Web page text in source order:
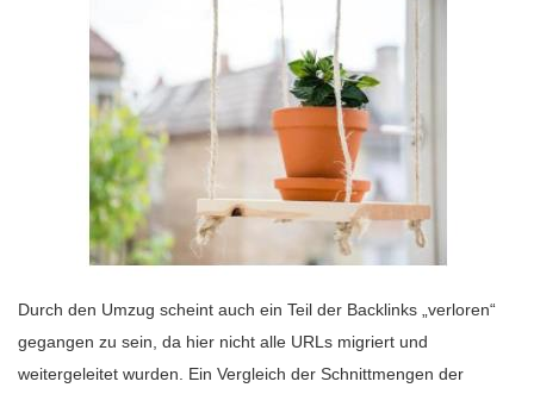
Durch den Umzug scheint auch ein Teil der Backlinks „verloren“
gegangen zu sein, da hier nicht alle URLs migriert und
weitergeleitet wurden. Ein Vergleich der Schnittmengen der